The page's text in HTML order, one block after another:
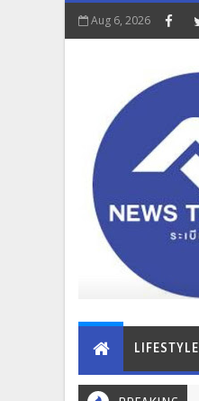
Aug 6, 2026
LIFESTYLE